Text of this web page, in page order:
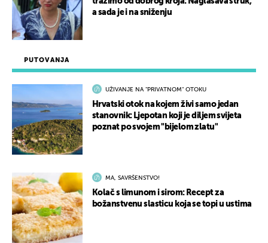
PUTOVANJA
UŽIVANJE NA "PRIVATNOM" OTOKU
Hrvatski otok na kojem živi samo jedan
stanovnik: Ljepotan koji je diljem svijeta
poznat po svojem "bijelom zlatu"
MA, SAVRŠENSTVO!
Kolač s limunom i sirom: Recept za
božanstvenu slasticu koja se topi u ustima
a sada je i na sniženju